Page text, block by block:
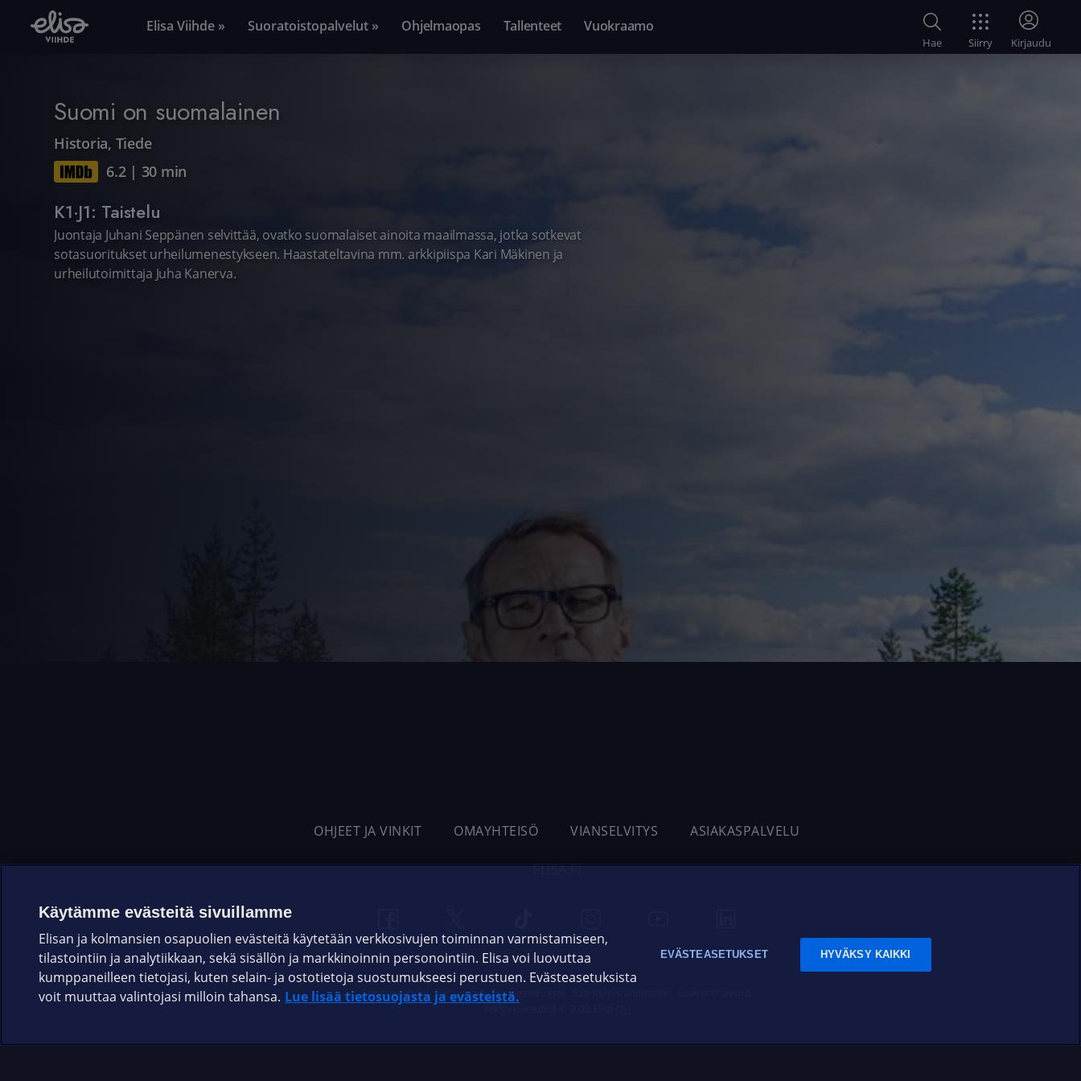
Elisa Viihde » Suoratoistopalvelut » Ohjelmaopas Tallenteet Vuokraamo
Hae Siirry Kirjaudu
Suomi on suomalainen
Historia, Tiede
6.2| 30 min
K1·J1: Taistelu
Juontaja Juhani Seppänen selvittää, ovatko suomalaiset ainoita maailmassa, jotka sotkevat
sotasuoritukset urheilumenestykseen. Haastateltavina mm. arkkipiispa Kari Mäkinen ja
urheilutoimittaja Juha Kanerva.
OHJEET JA VINKIT OMAYHTEISÖ VIANSELVITYS ASIAKASPALVELU
ELISA.FI
Sopimusehdot Tietosuoja Evästeasetukset
Käytämme evästeitä sivuillamme
Elisan ja kolmansien osapuolien evästeitä käytetään verkkosivujen toiminnan varmistamiseen,
tilastointiin ja analytiikkaan, sekä sisällön ja markkinoinnin personointiin. Elisa voi luovuttaa
kumppaneilleen tietojasi, kuten selain- ja ostotietoja suostumukseesi perustuen. Evästeasetuksista
voit muuttaa valintojasi milloin tahansa. Lue lisää tietosuojasta ja evästeistä.
EVÄSTEASETUKSET HYVÄKSY KAIKKI